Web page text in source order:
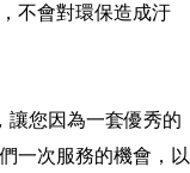
不會對環保造成汙
讓您因為一套優秀的
一次服務的機會，以